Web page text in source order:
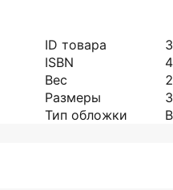
ID товара
ISBN
Вес
Размеры
Тип обложки